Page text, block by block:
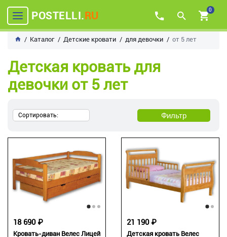
POSTELLI.RU 0
Каталог Детские кровати для девочки от 5 лет
Детская кровать для
девочки от 5 лет
Сортировать: Фильтр
Кровать-диван Велес Лицей
18 690 ₽
Детская кровать Велес
21 190 ₽